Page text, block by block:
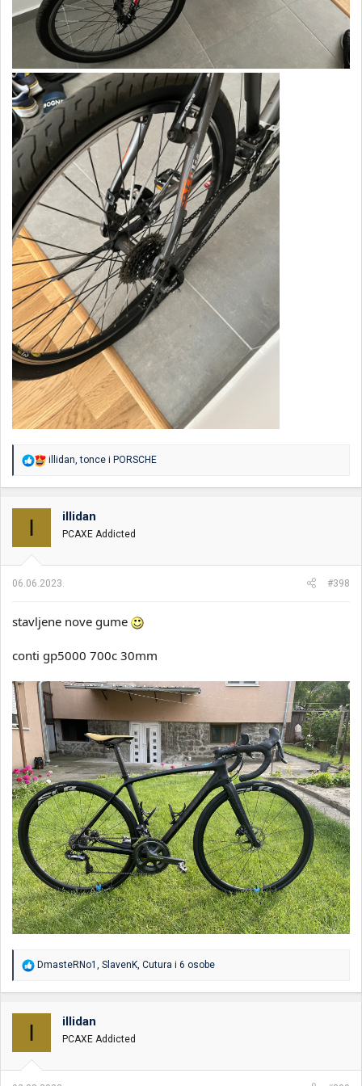
R
a
o
n
j
:
illidan,tonce i PORSCHE
I illidan
PCAXE Addicted
06.06.2023. #398
stavljene nove gume
conti gp5000 700c 30mm
R
a
o
n
DmasteRNo1 , SlavenK, Cutura i 6 osobe
I illidan
PCAXE Addicted